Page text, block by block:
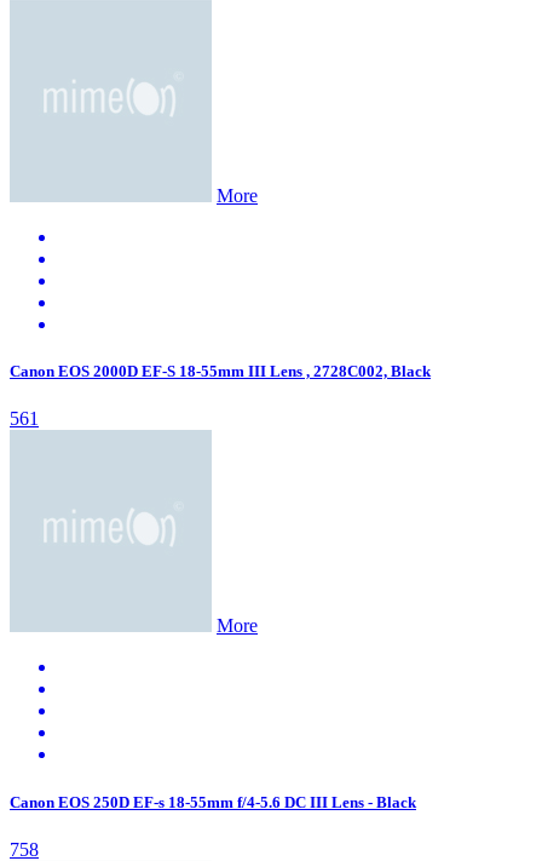
More
Canon EOS 2000D EF-S 18-55mm III Lens , 2728C002, Black
561
More
Canon EOS 250D EF-s 18-55mm f/4-5.6 DC III Lens - Black
758